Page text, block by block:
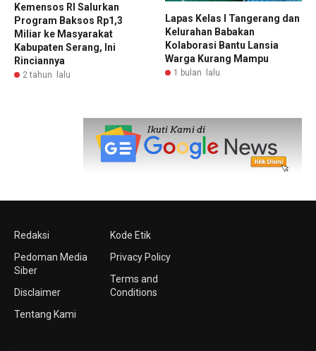
Kemensos RI Salurkan
Program Baksos Rp1,3
Miliar ke Masyarakat
Kabupaten Serang, Ini
Rinciannya
2 tahun lalu
Lapas Kelas I Tangerang dan
Kelurahan Babakan
Kolaborasi Bantu Lansia
Warga Kurang Mampu
1 bulan lalu
Redaksi
Pedoman Media
Siber
Disclaimer
Tentang Kami
Kode Etik
Privacy Policy
Terms and
Conditions